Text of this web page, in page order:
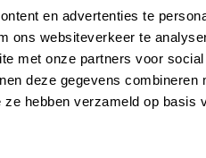
en advertenties te
ons websiteverkeer te
met onze partners voor
deze gegevens combineren
hebben verzameld op basis